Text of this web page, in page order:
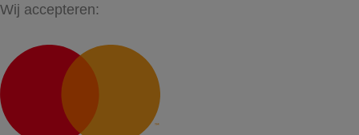
Wij accepteren: